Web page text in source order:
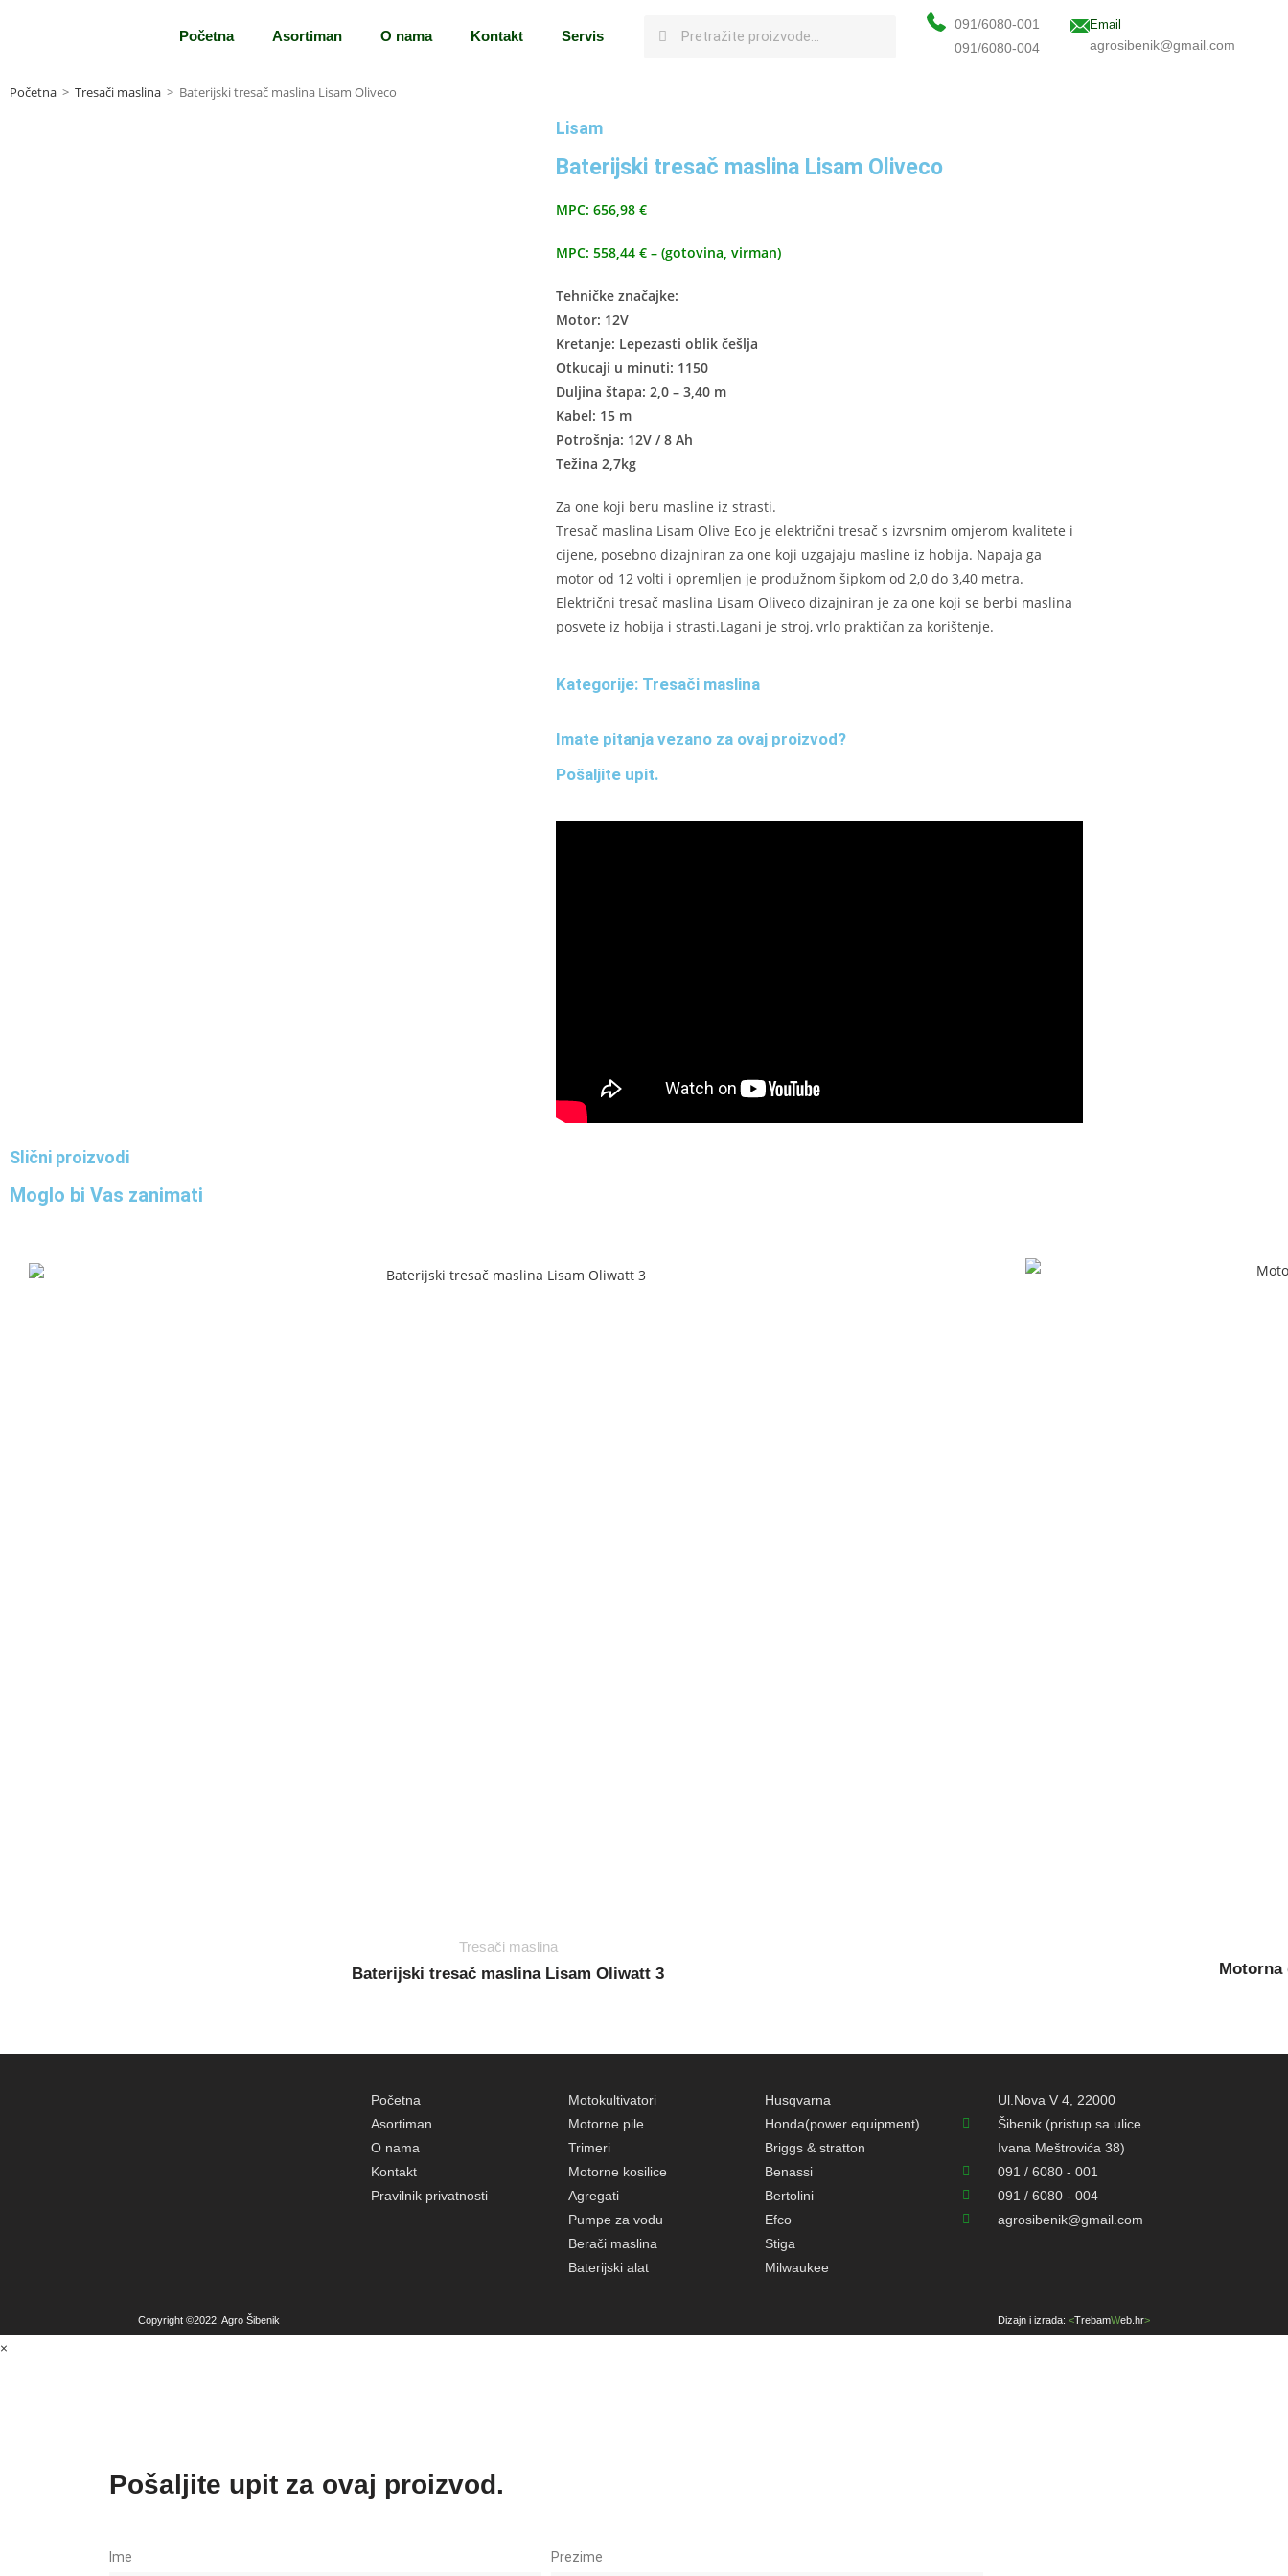
Početna Asortiman O nama Kontakt Servis
091/6080-001
091/6080-004
Email
agrosibenik@gmail.com
Početna > Tresači maslina > Baterijski tresač maslina Lisam Oliveco
Lisam
Baterijski tresač maslina Lisam Oliveco
MPC: 656,98 €
MPC: 558,44 € – (gotovina, virman)
Tehničke značajke:
Motor: 12V
Kretanje: Lepezasti oblik češlja
Otkucaji u minuti: 1150
Duljina štapa: 2,0 – 3,40 m
Kabel: 15 m
Potrošnja: 12V / 8 Ah
Težina 2,7kg
Za one koji beru masline iz strasti.
Tresač maslina Lisam Olive Eco je električni tresač s izvrsnim omjerom kvalitete i
cijene, posebno dizajniran za one koji uzgajaju masline iz hobija. Napaja ga
motor od 12 volti i opremljen je produžnom šipkom od 2,0 do 3,40 metra.
Električni tresač maslina Lisam Oliveco dizajniran je za one koji se berbi maslina
posvete iz hobija i strasti.Lagani je stroj, vrlo praktičan za korištenje.
Kategorije: Tresači maslina
Imate pitanja vezano za ovaj proizvod?
Pošaljite upit.
Slični proizvodi
Moglo bi Vas zanimati
Tresači maslina
Baterijski tresač maslina Lisam Oliwatt 3 Motorna
Početna
Asortiman
O nama
Kontakt
Pravilnik privatnosti
Motokultivatori
Motorne pile
Trimeri
Motorne kosilice
Agregati
Pumpe za vodu
Berači maslina
Baterijski alat
Husqvarna
Honda(power equipment)
Briggs & stratton
Benassi
Bertolini
Efco
Stiga
Milwaukee
Ul.Nova V 4, 22000
Šibenik (pristup sa ulice
Ivana Meštrovića 38)
091 / 6080 - 001
091 / 6080 - 004
agrosibenik@gmail.com
Copyright ©2022. Agro Šibenik Dizajn i izrada: <TrebamWeb.hr>
×
Pošaljite upit za ovaj proizvod.
Ime Prezime